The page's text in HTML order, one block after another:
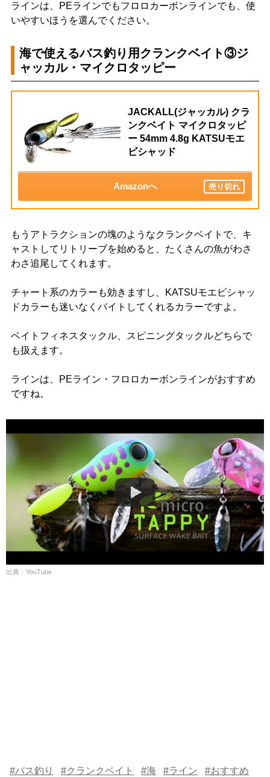
ラインは、PEラインでもフロロカーボンラインでも、使
いやすいほうを選んでください。
海で使えるバス釣り用クランクベイト③ジ
ャッカル・マイクロタッピー
JACKALL(ジャッカル) クラ
ンクベイト マイクロタッピ
ー 54mm 4.8g KATSUモエ
ビシャッド
Amazonへ 売り切れ
もうアトラクションの塊のようなクランクベイトで、キ
ャストしてリトリーブを始めると、たくさんの魚がわさ
わさ追尾してくれます。
チャート系のカラーも効きますし、KATSUモエビシャッ
ドカラーも迷いなくバイトしてくれるカラーですよ。
ベイトフィネスタックル、スピニングタックルどちらで
も扱えます。
ラインは、PEライン・フロロカーボンラインがおすすめ
ですね。
出典：YouTube
#バス釣り #クランクベイト #海 #ライン #おすすめ